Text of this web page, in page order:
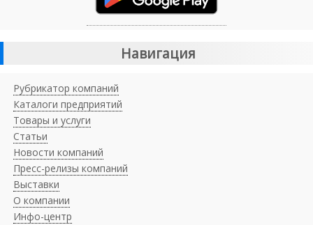
Навигация
Рубрикатор компаний
Каталоги предприятий
Товары и услуги
Статьи
Новости компаний
Пресс-релизы компаний
Выставки
О компании
Инфо-центр